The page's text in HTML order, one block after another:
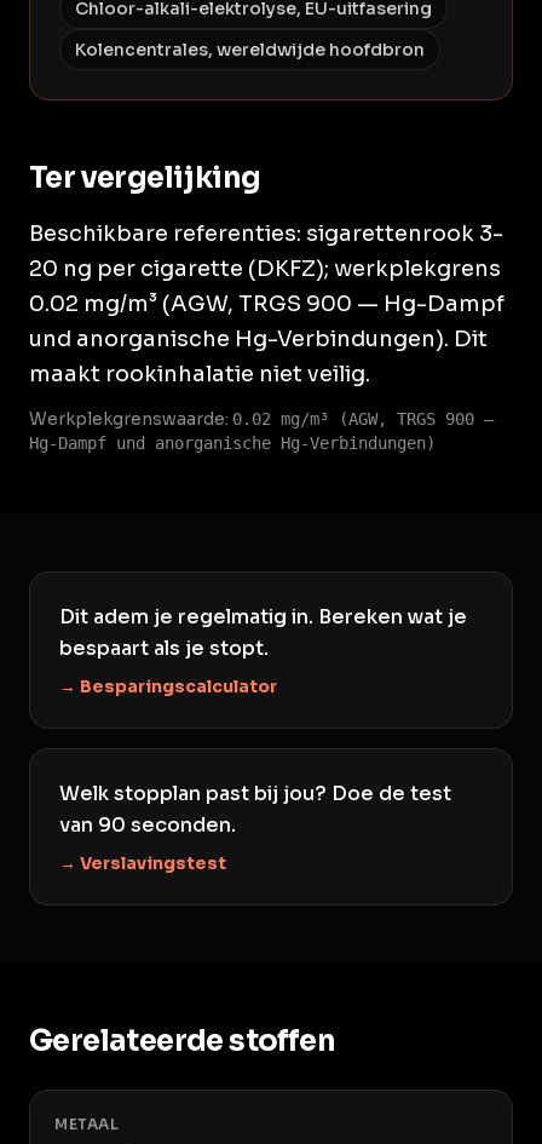
Chloor-alkali-elektrolyse, EU-uitfasering
Kolencentrales, wereldwijde hoofdbron
Ter vergelijking
Beschikbare referenties: sigarettenrook 3-
20 ng per cigarette (DKFZ); werkplekgrens
0.02 mg/m³ (AGW, TRGS 900 — Hg-Dampf
und anorganische Hg-Verbindungen). Dit
maakt rookinhalatie niet veilig.
Werkplekgrenswaarde: 0.02 mg/m³ (AGW, TRGS 900 —
Hg-Dampf und anorganische Hg-Verbindungen)
Dit adem je regelmatig in. Bereken wat je
bespaart als je stopt.
→ Besparingscalculator
Welk stopplan past bij jou? Doe de test
van 90 seconden.
→ Verslavingstest
Gerelateerde stoffen
METAAL